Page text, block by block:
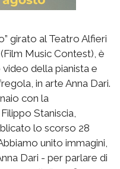
girato al Teatro Alfieri
Music Contest), è
della pianista e
in arte Anna Dari.
con la
Staniscia,
lo scorso 28
unito immagini,
Dari - per parlare di